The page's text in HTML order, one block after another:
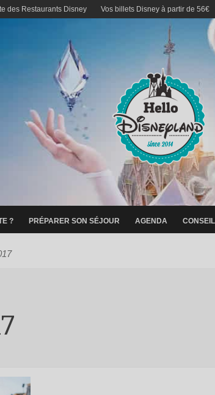
des Restaurants Disney Vos billets Disney à partir de 56€
? PRÉPARER SON SÉJOUR AGENDA